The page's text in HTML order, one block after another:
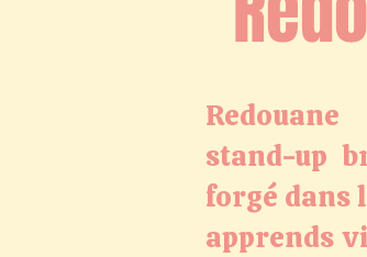
stand-up
forgé dans
apprends